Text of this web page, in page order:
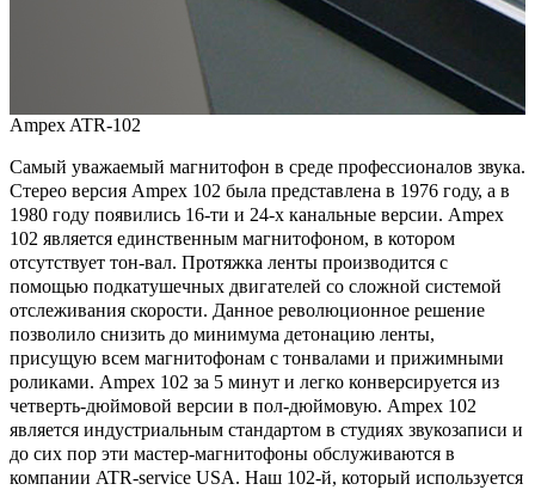
Ampex ATR-102
Самый уважаемый магнитофон в среде профессионалов звука.
Стерео версия Ampex 102 была представлена в 1976 году, а в
1980 году появились 16-ти и 24-х канальные версии. Ampex
102 является единственным магнитофоном, в котором
отсутствует тон-вал. Протяжка ленты производится с
помощью подкатушечных двигателей со сложной системой
отслеживания скорости. Данное революционное решение
позволило снизить до минимума детонацию ленты,
присущую всем магнитофонам с тонвалами и прижимными
роликами. Ampex 102 за 5 минут и легко конверсируется из
четверть-дюймовой версии в пол-дюймовую. Ampex 102
является индустриальным стандартом в студиях звукозаписи и
до сих пор эти мастер-магнитофоны обслуживаются в
компании ATR-service USA. Наш 102-й, который используется